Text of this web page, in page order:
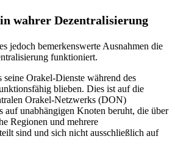
wahrer Dezentralisierung
jedoch bemerkenswerte Ausnahmen die
funktioniert.
seine Orakel-Dienste während des
blieben. Dies ist auf die
Orakel-Netzwerks (DON)
auf unabhängigen Knoten beruht, die über
Regionen und mehrere
sind und sich nicht ausschließlich auf